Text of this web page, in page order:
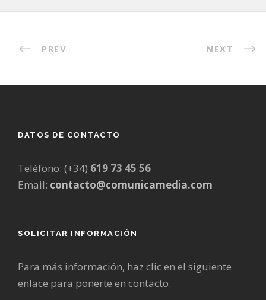
PREV NEXT
DATOS DE CONTACTO
Teléfono: (+34) 619 73 45 56
Email: contacto@comunicamedia.com
SOLICITAR INFORMACIÓN
Para más información, haz clic en el siguiente
enlace para ponerte en contacto.